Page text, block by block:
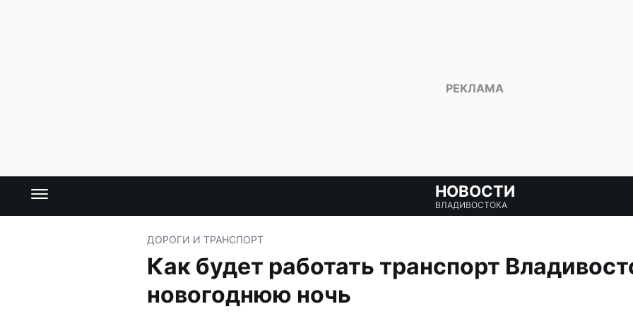
НОВОСТИ
ВЛАДИВОСТОКА
ДОРОГИ И ТРАНСПОРТ
Как будет работать транспорт
новогоднюю ночь